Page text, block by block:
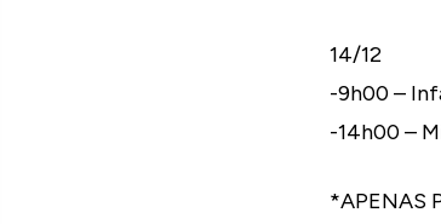
14/12
-9h00 –
-14h00 –
*APENAS